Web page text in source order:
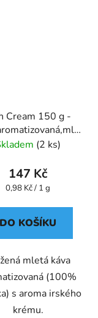
Cream 150 g -
- Oxalis(2 ks)
147 Kč
Měrná
0,98 Kč / 1 g
DO KOŠÍKU
mletá káva
(100%
s aroma irského
krému.